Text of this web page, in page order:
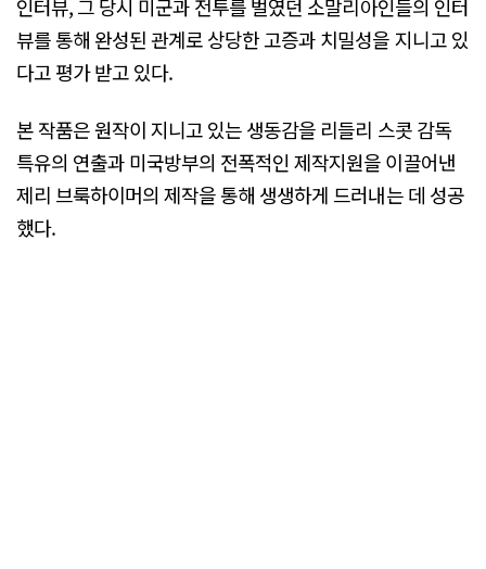
인터뷰, 그 당시 미군과 전투를 벌였던 소말리아인들의 인터
뷰를 통해 완성된 관계로 상당한 고증과 치밀성을 지니고 있
다고 평가 받고 있다.
본 작품은 원작이 지니고 있는 생동감을 리들리 스콧 감독
특유의 연출과 미국방부의 전폭적인 제작지원을 이끌어낸
제리 브룩하이머의 제작을 통해 생생하게 드러내는 데 성공
했다.